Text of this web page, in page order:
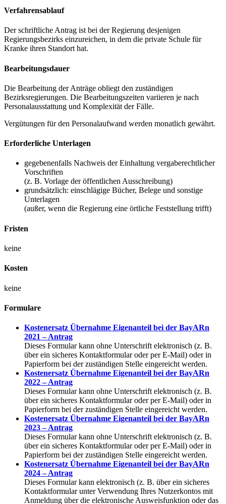
Verfahrensablauf
Der schriftliche Antrag ist bei der Regierung desjenigen
Regierungsbezirks einzureichen, in dem die private Schule für
Kranke ihren Standort hat.
Bearbeitungsdauer
Die Bearbeitung der Anträge obliegt den zuständigen
Bezirksregierungen. Die Bearbeitungszeiten variieren je nach
Personalausstattung und Komplexität der Fälle.
Vergütungen für den Personalaufwand werden monatlich gewährt.
Erforderliche Unterlagen
gegebenenfalls Nachweis der Einhaltung vergaberechtlicher
Vorschriften
(z. B. Vorlage der öffentlichen Ausschreibung)
grundsätzlich: einschlägige Bücher, Belege und sonstige
Unterlagen
(außer, wenn die Regierung eine örtliche Feststellung trifft)
Fristen
keine
Kosten
keine
Formulare
Kostenersatz Übernahme Eigenanteil bei der BayARn
2021 – Antrag
Dieses Formular kann ohne Unterschrift elektronisch (z. B.
über ein sicheres Kontaktformular oder per E-Mail) oder in
Papierform bei der zuständigen Stelle eingereicht werden.
Kostenersatz Übernahme Eigenanteil bei der BayARn
2022 – Antrag
Dieses Formular kann ohne Unterschrift elektronisch (z. B.
über ein sicheres Kontaktformular oder per E-Mail) oder in
Papierform bei der zuständigen Stelle eingereicht werden.
Kostenersatz Übernahme Eigenanteil bei der BayARn
2023 – Antrag
Dieses Formular kann ohne Unterschrift elektronisch (z. B.
über ein sicheres Kontaktformular oder per E-Mail) oder in
Papierform bei der zuständigen Stelle eingereicht werden.
Kostenersatz Übernahme Eigenanteil bei der BayARn
2024 – Antrag
Dieses Formular kann elektronisch (z. B. über ein sicheres
Kontaktformular unter Verwendung Ihres Nutzerkontos mit
Anmeldung über die elektronische Ausweisfunktion oder das